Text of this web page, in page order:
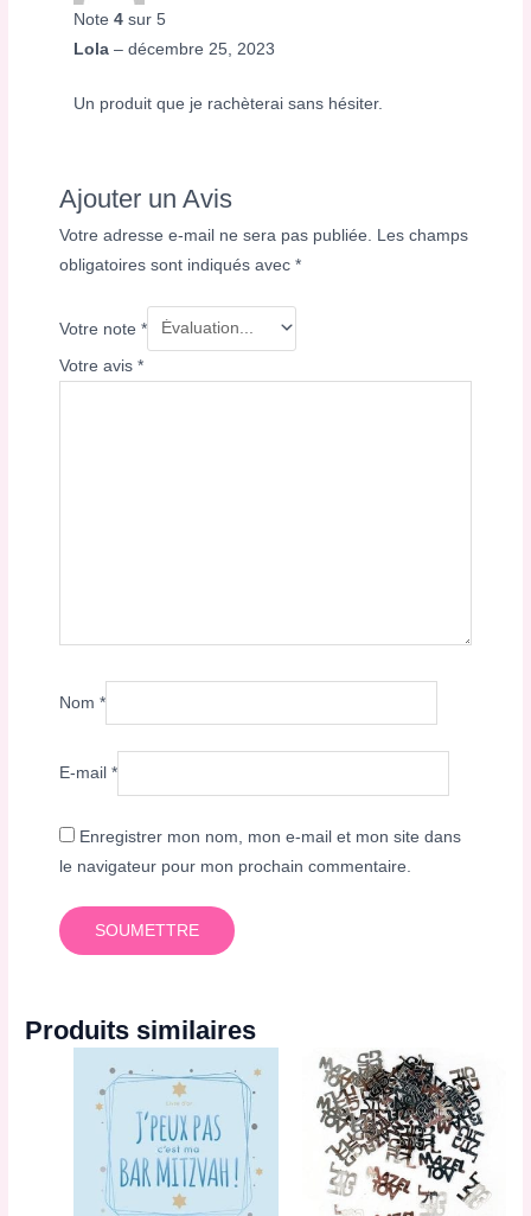
Note4 sur 5
Lola– décembre 25, 2023
Un produit que je rachèterai sans hésiter.
Ajouter un Avis
Votre adresse e-mail ne sera pas publiée.
Les champs
obligatoires sont indiqués avec*
Votre note*
Votre avis*
Nom*
E-mail*
Enregistrer mon nom, mon e-mail et mon site dans
le navigateur pour mon prochain commentaire.
Produits similaires